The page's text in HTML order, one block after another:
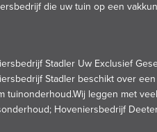
die uw tuin op een
Stadler Uw Exclusief
Stadler beschikt over
tuinonderhoud.Wij leggen met
Hoveniersbedrijf